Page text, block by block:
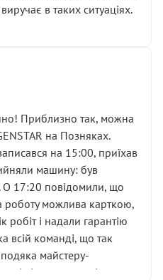
рідини потрібно
циліндром у
розуміється на техніці,
а як максимум —
замість елементарних
візит. Раніше міняв у
справив хороше
декілька гайок під
що це “старі гайки, які
не хвилюватися. ( надіюсь
такі дрібниці вже не
і саме її цей сервіс
в таких ситуаціях.
Приблизно так, можна
на Позняках.
на 15:00, приїхав
машину: був
О 17:20 повідомили, що
роботу можлива карткою,
робіт і надали гарантію
всій команді, що так
майстеру-
чітко та по суті.